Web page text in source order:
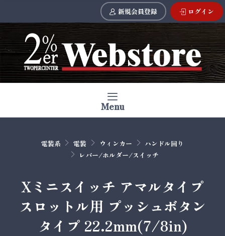
新規会員登録 ログイン
Menu
電装系 電装 ウィンカー
ハンドル回り
レバー/ホルダー/スイッチ
Xミニスイッチ アマルタイプ
スロットル用 プッシュボタン
タイプ 22.2mm(7/8in)